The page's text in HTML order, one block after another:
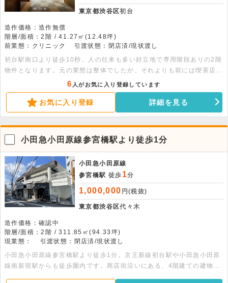
東京都渋谷区初台
造作価格：造作無償
階層/面積：2階 / 41.27㎡(12.48坪)
前業態：クリニック
引渡状態：閉店済/現状渡し
初台駅南口より徒歩10秒、人の往来も多い好立地で専用階段ありの2階
物件となります。元の業態は整体でしたが、それよりも前には喫茶店が
営業しており、喫茶店の内装の状態で整体が営業をしていたため、厨房
区画やトイレなどの内装は残った状態での引き渡しとなります。重飲食
業態のご出店も相談可能となりますので、是非お気軽にお問い合わせく
ださい。
6 人がお気に入り登録しています
お気に入り登録 詳細を見る
小田急小田原線参宮橋駅より徒歩1分
小田急小田原線
参宮橋駅 徒歩 1分
1,000,000 円(税抜)
東京都渋谷区代々木
造作価格：確認中
階層/面積：2階 / 311.85㎡(94.33坪)
現業態：
引渡状態：閉店済/現状渡し
小田急小田原線参宮橋駅より徒歩1分。京王新線初台駅や小田急小田原
線南新宿駅からも徒歩圏内です。商店街沿いにある、4階建ての建物の